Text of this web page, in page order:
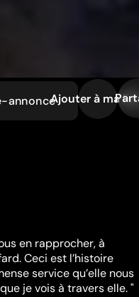
annonceAjouter à ma
en rapprocher, à
Ceci est l’histoire
service qu’elle nous
je vois à travers elle. "